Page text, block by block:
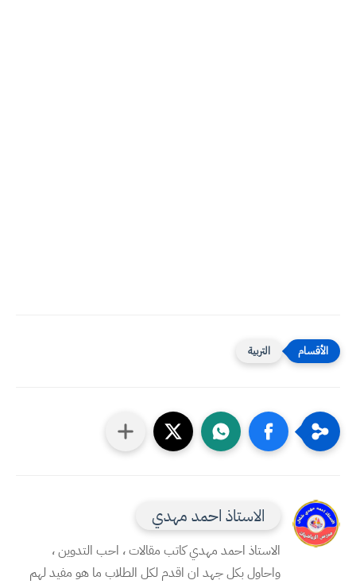
التربية
الاستاذ احمد مهدي
الاستاذ احمد مهدي كاتب مقالات ، احب التدوين ،
واحاول بكل جهد ان اقدم لكل الطلاب ما هو مفيد لهم